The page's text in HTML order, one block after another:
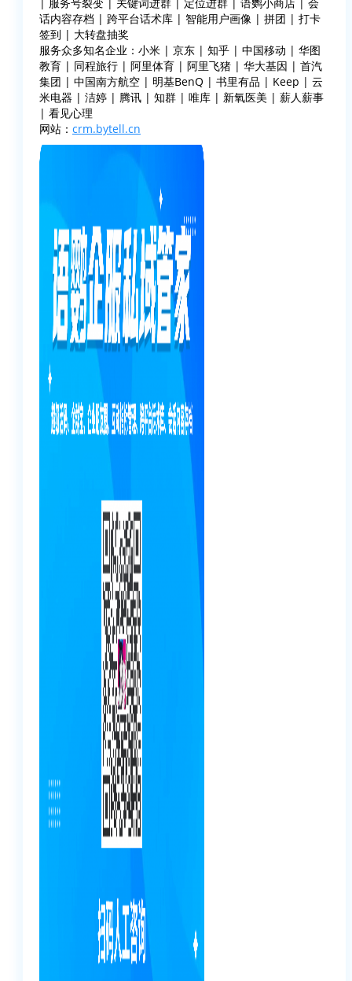
话内容存档 | 跨平台话术库 | 智能用户画像 | 拼团 | 打卡
签到 | 大转盘抽奖
服务众多知名企业：小米 | 京东 | 知乎 | 中国移动 | 华图
教育 | 同程旅行 | 阿里体育 | 阿里飞猪 | 华大基因 | 首汽
集团 | 中国南方航空 | 明基BenQ | 书里有品 | Keep | 云
米电器 | 洁婷 | 腾讯 | 知群 | 唯库 | 新氧医美 | 薪人薪事
| 看见心理
网站： crm.bytell.cn